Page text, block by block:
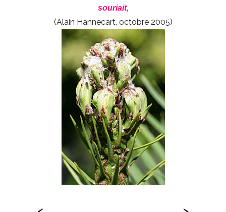
souriait,
(Alain Hannecart, octobre 2005)